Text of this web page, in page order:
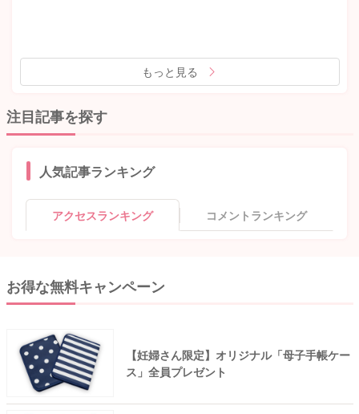
もっと見る
注目記事を探す
人気記事ランキング
アクセスランキング コメントランキング
お得な無料キャンペーン
【妊婦さん限定】オリジナル「母子手帳ケー
ス」全員プレゼント